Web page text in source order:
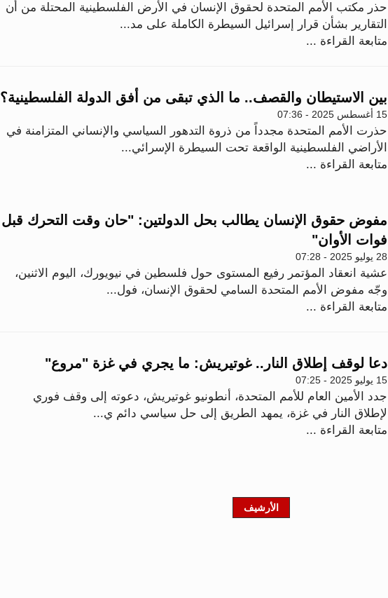
حذر مكتب الأمم المتحدة لحقوق الإنسان في الأرض الفلسطينية المحتلة من أن
التقارير بشأن قرار إسرائيل السيطرة الكاملة على مد...
متابعة القراءة ...
بين الاستيطان والقصف.. ما الذي تبقى من أفق الدولة الفلسطينية؟
15 أغسطس 2025 - 07:36
حذرت الأمم المتحدة مجدداً من ذروة التدهور السياسي والإنساني المتزامنة في
الأراضي الفلسطينية الواقعة تحت السيطرة الإسرائي...
متابعة القراءة ...
مفوض حقوق الإنسان يطالب بحل الدولتين: "حان وقت التحرك قبل
فوات الأوان"
28 يوليو 2025 - 07:28
عشية انعقاد المؤتمر رفيع المستوى حول فلسطين في نيويورك، اليوم الاثنين،
وجّه مفوض الأمم المتحدة السامي لحقوق الإنسان، فول...
متابعة القراءة ...
دعا لوقف إطلاق النار.. غوتيريش: ما يجري في غزة "مروع"
15 يوليو 2025 - 07:25
جدد الأمين العام للأمم المتحدة، أنطونيو غوتيريش، دعوته إلى وقف فوري
لإطلاق النار في غزة، يمهد الطريق إلى حل سياسي دائم ي...
متابعة القراءة ...
الأرشيف